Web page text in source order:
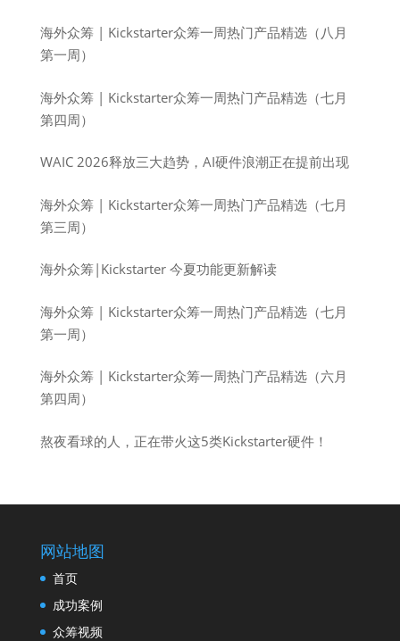
海外众筹 | Kickstarter众筹一周热门产品精选（八月
第一周）
海外众筹 | Kickstarter众筹一周热门产品精选（七月
第四周）
WAIC 2026释放三大趋势，AI硬件浪潮正在提前出现
海外众筹 | Kickstarter众筹一周热门产品精选（七月
第三周）
海外众筹|Kickstarter 今夏功能更新解读
海外众筹 | Kickstarter众筹一周热门产品精选（七月
第一周）
海外众筹 | Kickstarter众筹一周热门产品精选（六月
第四周）
熬夜看球的人，正在带火这5类Kickstarter硬件！
网站地图
首页
成功案例
众筹视频